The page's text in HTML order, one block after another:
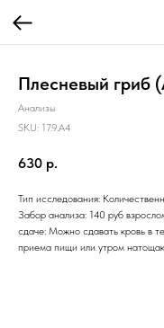
Плесневый гриб
Анализы
SKU: 17.9.A4
630 р.
Тип исследования:
Забор анализа: 140 руб
сдаче: Можно сдавать кровь в
приема пищи или утром